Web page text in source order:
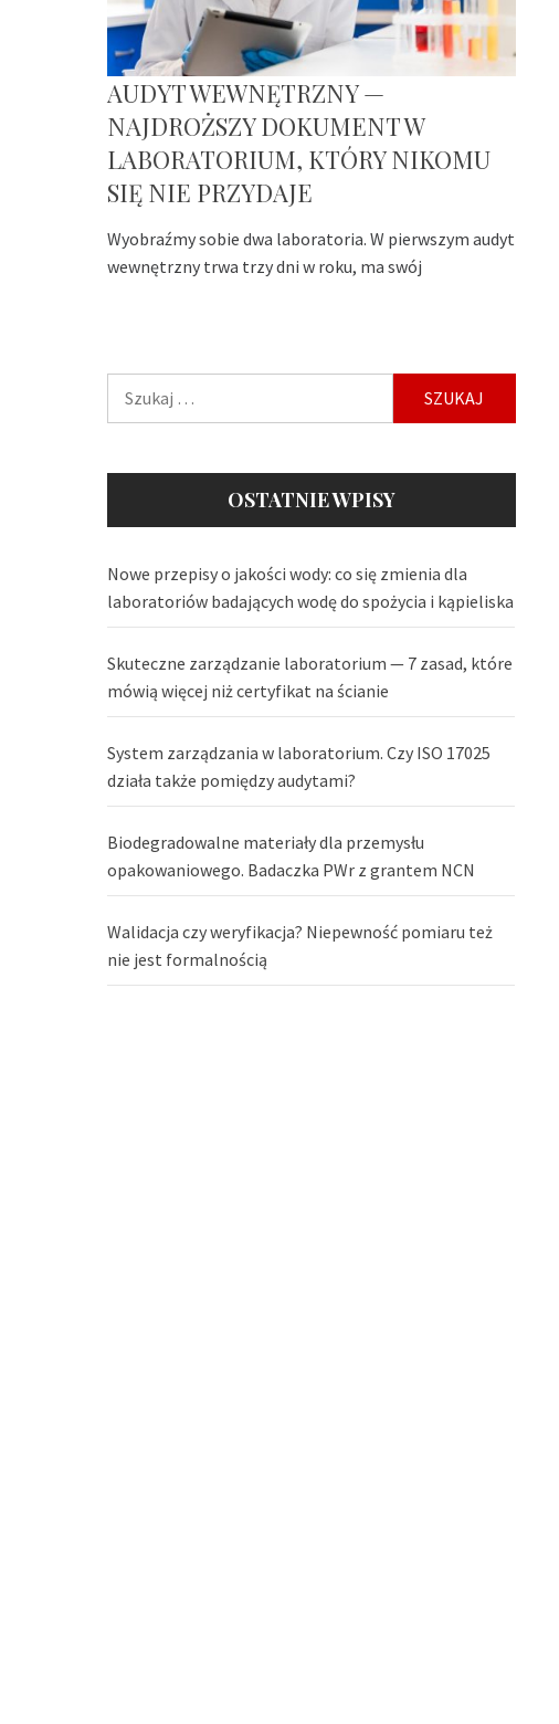
AUDYT WEWNĘTRZNY —
NAJDROŻSZY DOKUMENT W
LABORATORIUM, KTÓRY NIKOMU
SIĘ NIE PRZYDAJE
Wyobraźmy sobie dwa laboratoria. W pierwszym audyt
wewnętrzny trwa trzy dni w roku, ma swój
OSTATNIE WPISY
Nowe przepisy o jakości wody: co się zmienia dla
laboratoriów badających wodę do spożycia i kąpieliska
Skuteczne zarządzanie laboratorium — 7 zasad, które
mówią więcej niż certyfikat na ścianie
System zarządzania w laboratorium. Czy ISO 17025
działa także pomiędzy audytami?
Biodegradowalne materiały dla przemysłu
opakowaniowego. Badaczka PWr z grantem NCN
Walidacja czy weryfikacja? Niepewność pomiaru też
nie jest formalnością